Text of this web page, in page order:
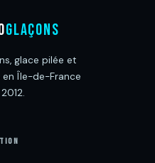
GLAÇONS
glace pilée et
Île-de-France